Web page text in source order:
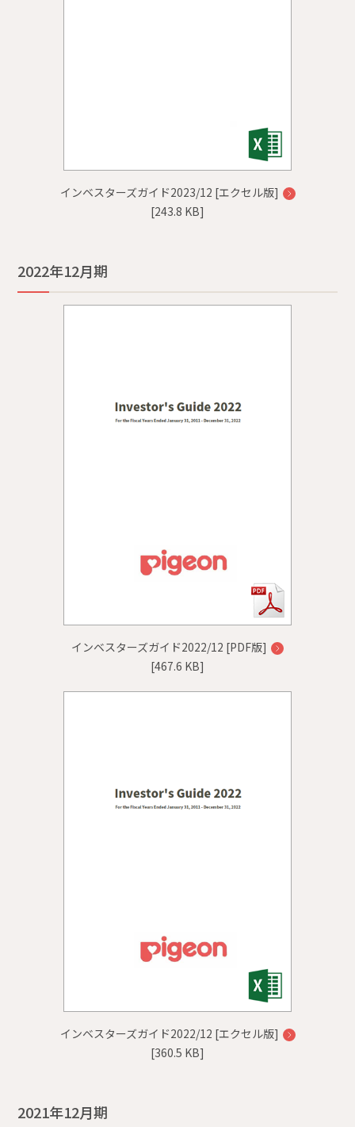
インベスターズガイド2023/12 [エクセル版]
[243.8 KB]
2022年12月期
インベスターズガイド2022/12 [PDF版]
[467.6 KB]
インベスターズガイド2022/12 [エクセル版]
[360.5 KB]
2021年12月期